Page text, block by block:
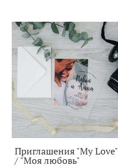
Приглашения "My Love"
/ "Моя любовь"